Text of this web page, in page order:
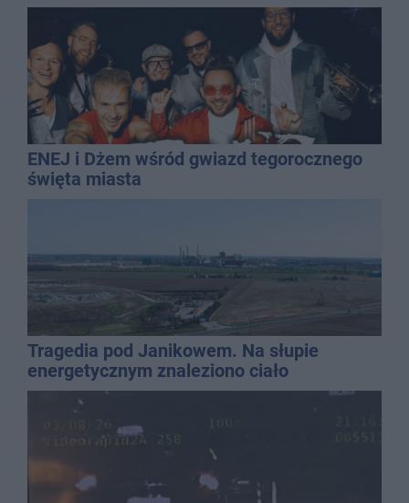
ENEJ i Dżem wśród gwiazd tegorocznego
święta miasta
Tragedia pod Janikowem. Na słupie
energetycznym znaleziono ciało
mężczyzny